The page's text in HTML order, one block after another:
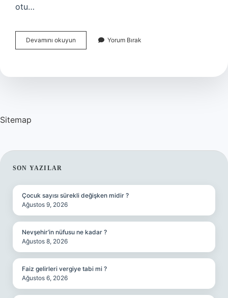
otu…
Devamını okuyun
Otu
Gelir
Yorum Bırak
Sitemap
SIDEBAR
SON YAZILAR
Çocuk sayısı sürekli değişken midir ?
Ağustos 9, 2026
Nevşehir’in nüfusu ne kadar ?
Ağustos 8, 2026
Faiz gelirleri vergiye tabi mi ?
Ağustos 6, 2026